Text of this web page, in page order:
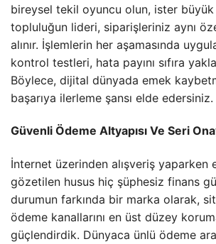
bireysel tekil oyuncu olun, ister
topluluğun lideri, siparişleriniz aynı
alınır. İşlemlerin her aşamasında
kontrol testleri, hata payını sıfıra
Böylece, dijital dünyada emek
başarıya ilerleme şansı elde edersiniz.
Güvenli Ödeme Altyapısı Ve Seri
İnternet üzerinden alışveriş yaparken
gözetilen husus hiç şüphesiz finans
durumun farkında bir marka olarak,
ödeme kanallarını en üst düzey
güçlendirdik. Dünyaca ünlü ödeme